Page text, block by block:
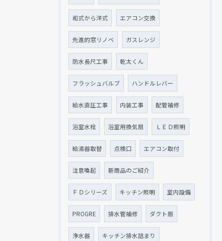
和式から洋式 エアコン交換
先進的窓リノベ ガスレンジ
防水長尺工事 乾太くん
フラッシュバルブ ハンドルレバー
給水直圧工事 内装工事 配管補修
浴室水栓 浴室用換気扇 ＬＥＤ照明
給湯器取替 点検口 エアコン取付
注意喚起 新商品のご紹介
ＦＤシリーズ キッチン照明 室内設備
PROGRE 排水管補修 ダクト扇
浄水器 キッチン排水詰まり